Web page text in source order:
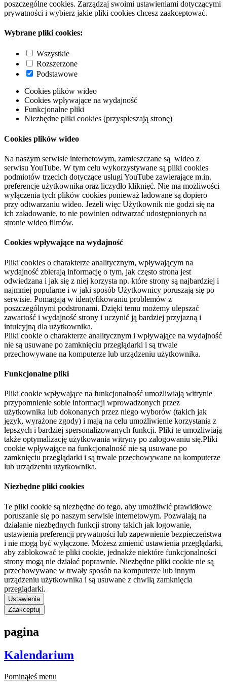
poszczególne cookies. Zarządzaj swoimi ustawieniami dotyczącymi
prywatności i wybierz jakie pliki cookies chcesz zaakceptować.
Wybrane pliki cookies:
Wszystkie
Rozszerzone
Podstawowe
Cookies plików wideo
Cookies wpływające na wydajność
Funkcjonalne pliki
Niezbędne pliki cookies (przyspieszają stronę)
Cookies plików wideo
Na naszym serwisie internetowym, zamieszczane są wideo z
serwisu YouTube. W tym celu wykorzystywane są pliki cookies
podmiotów trzecich dotyczące usługi YouTube zawierające m.in.
preferencje użytkownika oraz liczydło kliknięć. Nie ma możliwości
wyłączenia tych plików cookies ponieważ ładowane są dopiero
przy odtwarzaniu wideo. Jeżeli więc Użytkownik nie godzi się na
ich załadowanie, to nie powinien odtwarzać udostępnionych na
stronie wideo filmów.
Cookies wpływające na wydajność
Pliki cookies o charakterze analitycznym, wpływającym na
wydajność zbierają informację o tym, jak często strona jest
odwiedzana i jak się z niej korzysta np. które strony są najbardziej i
najmniej popularne i w jaki sposób Użytkownicy poruszają się po
serwisie. Pomagają w identyfikowaniu problemów z
poszczególnymi podstronami. Dzięki temu możemy ulepszać
zawartość i wydajność strony i uczynić ją bardziej przyjazną i
intuicyjną dla użytkownika.
Pliki cookie o charakterze analitycznym i wpływające na wydajność
nie są usuwane po zamknięciu przeglądarki i są trwale
przechowywane na komputerze lub urządzeniu użytkownika.
Funkcjonalne pliki
Pliki cookie wpływające na funkcjonalność umożliwiają witrynie
przypomnienie sobie informacji wprowadzonych przez
użytkownika lub dokonanych przez niego wyborów (takich jak
język, wyrażone zgody) i mają na celu umożliwienie korzystania z
lepszych i bardziej spersonalizowanych funkcji. Pliki te umożliwiają
także optymalizację użytkowania witryny po zalogowaniu się.Pliki
cookie wpływające na funkcjonalność nie są usuwane po
zamknięciu przeglądarki i są trwale przechowywane na komputerze
lub urządzeniu użytkownika.
Niezbędne pliki cookies
Te pliki cookie są niezbędne do tego, aby umożliwić prawidłowe
poruszanie się po naszym serwisie internetowym. Pozwalają na
działanie niezbędnych funkcji strony takich jak logowanie,
ustawienia preferencji prywatności lub zapewnienie bezpieczeństwa
i nie mogą być wyłączone. Możesz zmienić ustawienia przeglądarki,
aby zablokować te pliki cookie, jednakże niektóre funkcjonalności
strony mogą nie działać poprawnie. Niezbędne pliki cookie nie są
przechowywane w trwały sposób na komputerze lub innym
urządzeniu użytkownika i są usuwane z chwilą zamknięcia
przeglądarki.
Ustawienia
Zaakceptuj
pagina
Kalendarium
Pominąłeś menu